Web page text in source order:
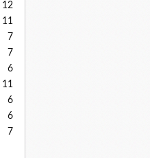
12
11
7
7
6
11
6
6
7